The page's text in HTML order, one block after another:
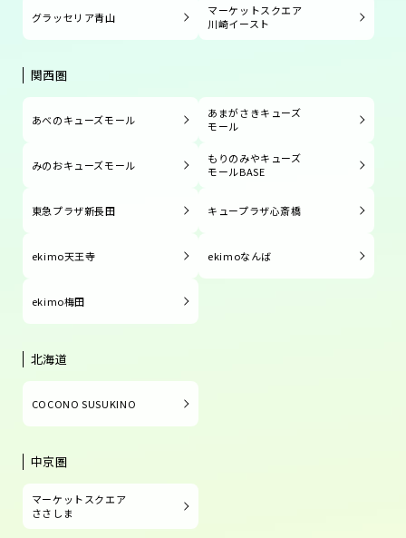
グラッセリア青山
マーケットスクエア
川崎イースト
関西圏
あべのキューズモール
あまがさきキューズ
モール
みのおキューズモール
もりのみやキューズ
モールBASE
東急プラザ新長田 キュープラザ心斎橋
ekimo天王寺 ekimoなんば
ekimo梅田
北海道
COCONO SUSUKINO
中京圏
マーケットスクエア
ささしま